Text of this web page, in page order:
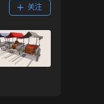
关注